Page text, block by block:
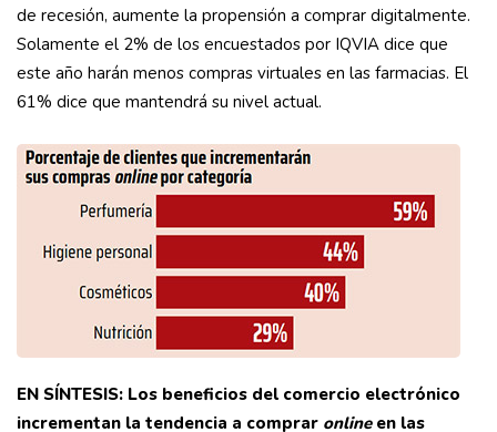
de recesión, aumente la propensión a comprar digitalmente.
Solamente el 2% de los encuestados por IQVIA dice que
este año harán menos compras virtuales en las farmacias. El
61% dice que mantendrá su nivel actual.
EN SÍNTESIS: Los beneficios del comercio electrónico
incrementan la tendencia a comprar onlineen las